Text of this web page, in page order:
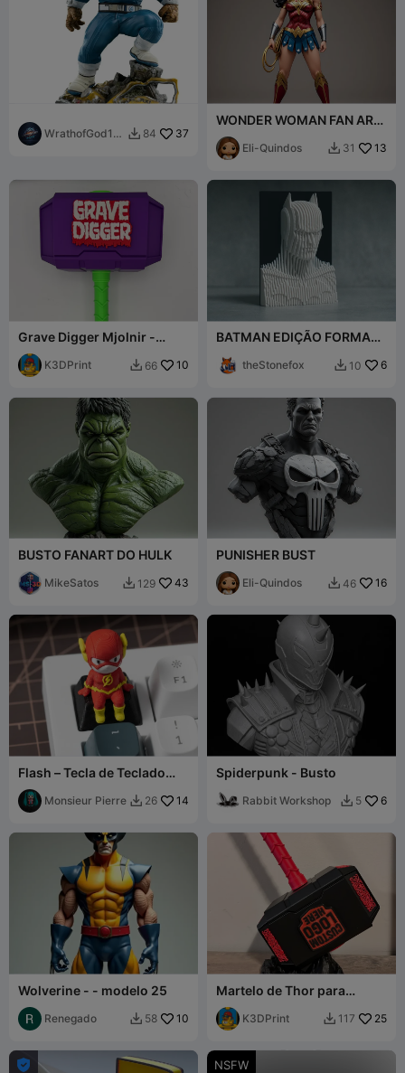
WrathofGod19
 84 37
WONDER WOMAN FAN ART
FIGURE
Eli-Quindos  31 13
Grave Digger Mjolnir -
Martelo de Thor
K3DPrint  66 10
BATMAN EDIÇÃO FORMA
theStonefox  10 6
BUSTO FANART DO HULK
MikeSatos  129 43
PUNISHER BUST
Eli-Quindos  46 16
Flash – Tecla de Teclado
Mecânico DC
Monsieur Pierre  26 14
Spiderpunk - Busto
Rabbit Workshop  5 6
Wolverine - - modelo 25
Renegado  58 10
Martelo de Thor para
Logotipos
K3DPrint  117 25
 NSFW